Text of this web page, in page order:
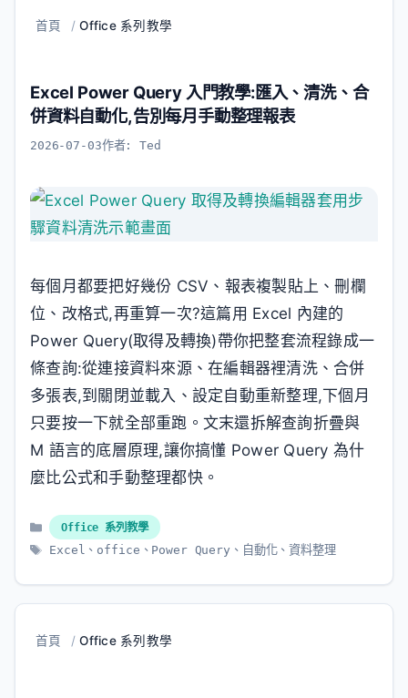
首頁 /Office 系列教學
Excel Power Query 入門教學:匯入、清洗、合
併資料自動化,告別每月手動整理報表
2026-07-03作者:Ted
每個月都要把好幾份 CSV、報表複製貼上、刪欄
位、改格式,再重算一次?這篇用 Excel 內建的
Power Query(取得及轉換)帶你把整套流程錄成一
條查詢:從連接資料來源、在編輯器裡清洗、合併
多張表,到關閉並載入、設定自動重新整理,下個月
只要按一下就全部重跑。文末還拆解查詢折疊與
M 語言的底層原理,讓你搞懂 Power Query 為什
麼比公式和手動整理都快。
分
類
Office 系列教學
標
Excel 、 office 、 Power Query 、 自動化、資料整理
首頁 /Office 系列教學